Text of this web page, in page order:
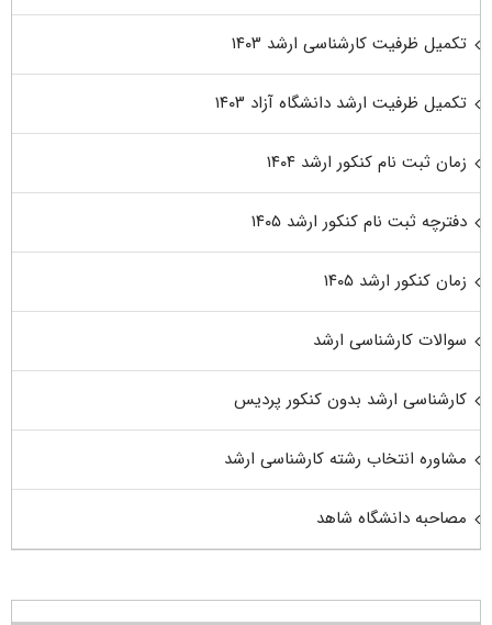
تکمیل ظرفیت کارشناسی ارشد ۱۴۰۳
تکمیل ظرفیت ارشد دانشگاه آزاد ۱۴۰۳
زمان ثبت نام کنکور ارشد ۱۴۰۴
دفترچه ثبت نام کنکور ارشد ۱۴۰۵
زمان کنکور ارشد ۱۴۰۵
سوالات کارشناسی ارشد
کارشناسی ارشد بدون کنکور پردیس
مشاوره انتخاب رشته کارشناسی ارشد
مصاحبه دانشگاه شاهد